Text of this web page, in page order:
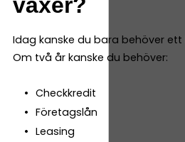
Idag kanske du bara behöver ett
Om två år kanske du behöver:
Checkkredit
Företagslån
Leasing